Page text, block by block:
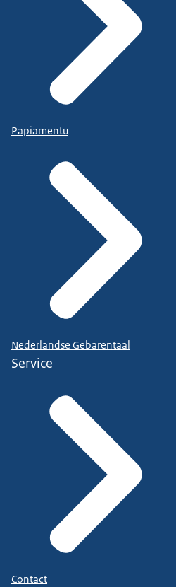
Papiamentu
Nederlandse Gebarentaal
Service
Contact